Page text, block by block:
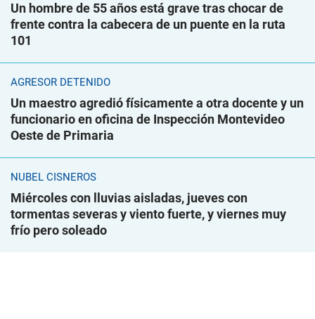
Un hombre de 55 años está grave tras chocar de
frente contra la cabecera de un puente en la ruta
101
AGRESOR DETENIDO
Un maestro agredió físicamente a otra docente y un
funcionario en oficina de Inspección Montevideo
Oeste de Primaria
NUBEL CISNEROS
Miércoles con lluvias aisladas, jueves con
tormentas severas y viento fuerte, y viernes muy
frío pero soleado